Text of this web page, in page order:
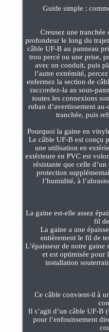
Guide simple :
Creusez une tranchée
profondeur le long du
câble UF-B au panneau
trou percé ou une prise,
avec un conduit, puis
l’autre extrémité,
enfermez la section de
raccordez-la au sous-
toutes les connexions
ruban d’avertissement
tranchée, puis
Pourquoi la gaine en
Le câble UF-B est conçu
une utilisation en
extérieure en PVC est
résistante que celle
protection
l’humidité, à
La gaine est-elle assez
fil
La gaine a une
entièrement le fil de
L’épaisseur de notre gaine
et est optimisée pour
installation
Ce câble convient-il à
Il s’agit d’un câble UF-B
pour l’enfouissement